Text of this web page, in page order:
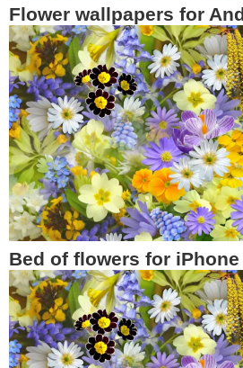
Flower wallpapers for
Bed of flowers for iPhone